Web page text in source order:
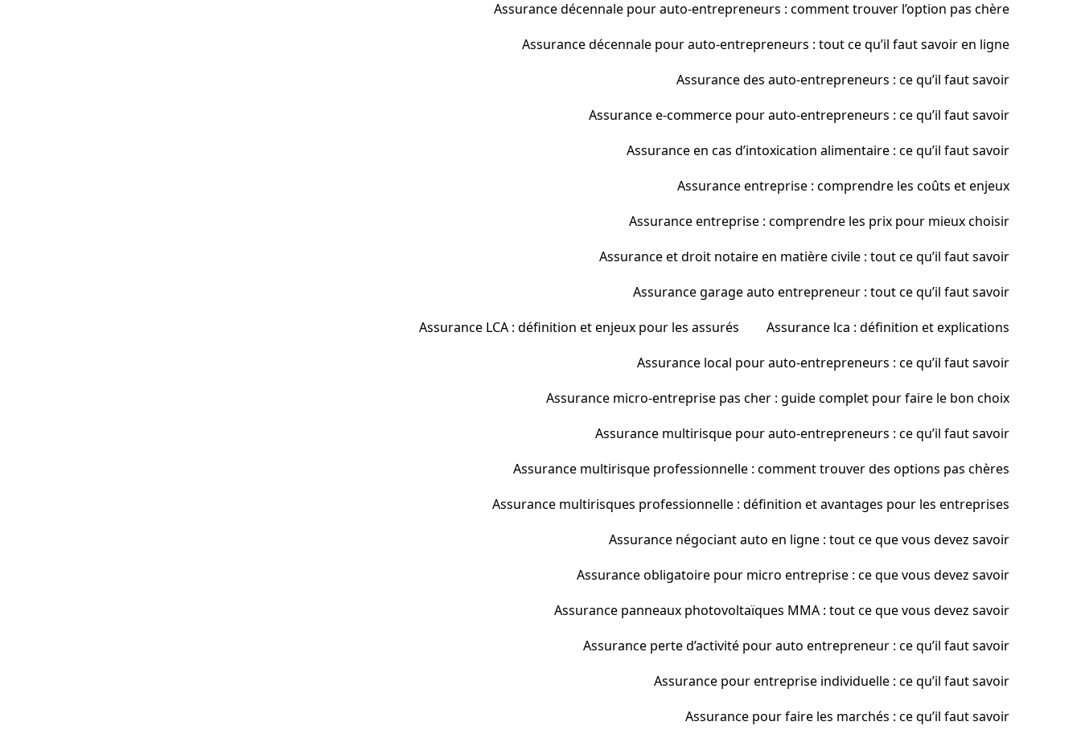
Assurance décennale pour auto-entrepreneurs : comment trouver l’option pas chère
Assurance décennale pour auto-entrepreneurs : tout ce qu’il faut savoir en ligne
Assurance des auto-entrepreneurs : ce qu’il faut savoir
Assurance e-commerce pour auto-entrepreneurs : ce qu’il faut savoir
Assurance en cas d’intoxication alimentaire : ce qu’il faut savoir
Assurance entreprise : comprendre les coûts et enjeux
Assurance entreprise : comprendre les prix pour mieux choisir
Assurance et droit notaire en matière civile : tout ce qu’il faut savoir
Assurance garage auto entrepreneur : tout ce qu’il faut savoir
Assurance LCA : définition et enjeux pour les assurés
Assurance lca : définition et explications
Assurance local pour auto-entrepreneurs : ce qu’il faut savoir
Assurance micro-entreprise pas cher : guide complet pour faire le bon choix
Assurance multirisque pour auto-entrepreneurs : ce qu’il faut savoir
Assurance multirisque professionnelle : comment trouver des options pas chères
Assurance multirisques professionnelle : définition et avantages pour les entreprises
Assurance négociant auto en ligne : tout ce que vous devez savoir
Assurance obligatoire pour micro entreprise : ce que vous devez savoir
Assurance panneaux photovoltaïques MMA : tout ce que vous devez savoir
Assurance perte d’activité pour auto entrepreneur : ce qu’il faut savoir
Assurance pour entreprise individuelle : ce qu’il faut savoir
Assurance pour faire les marchés : ce qu’il faut savoir